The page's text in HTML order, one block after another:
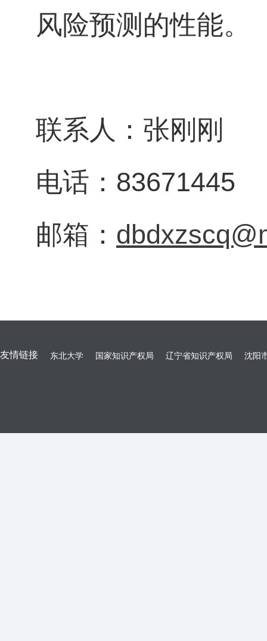
风险预测的性能。
联系人：张刚刚
电话：83671445
邮箱：
友情链接 东北大学 国家知识产权局 辽宁省知识产权局 沈阳